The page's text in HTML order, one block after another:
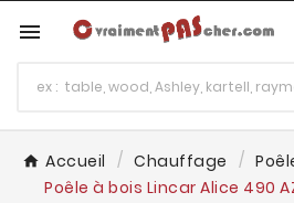

Accueil Chauffage
Poêle à bois Lincar Alice 490